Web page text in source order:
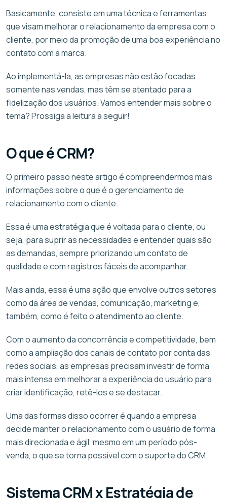
Basicamente, consiste em uma técnica e ferramentas
que visam melhorar o relacionamento da empresa com o
cliente, por meio da promoção de uma boa experiência no
contato com a marca.
Ao implementá-la, as empresas não estão focadas
somente nas vendas, mas têm se atentado para a
fidelização dos usuários. Vamos entender mais sobre o
tema? Prossiga a leitura a seguir!
O que é CRM?
O primeiro passo neste artigo é compreendermos mais
informações sobre o que é o gerenciamento de
relacionamento com o cliente.
Essa é uma estratégia que é voltada para o cliente, ou
seja, para suprir as necessidades e entender quais são
as demandas, sempre priorizando um contato de
qualidade e com registros fáceis de acompanhar.
Mais ainda, essa é uma ação que envolve outros setores
como da área de vendas, comunicação, marketing e,
também, como é feito o atendimento ao cliente.
Com o aumento da concorrência e competitividade, bem
como a ampliação dos canais de contato por conta das
redes sociais, as empresas precisam investir de forma
mais intensa em melhorar a experiência do usuário para
criar identificação, retê-los e se destacar.
Uma das formas disso ocorrer é quando a empresa
decide manter o relacionamento com o usuário de forma
mais direcionada e ágil, mesmo em um período pós-
venda, o que se torna possível com o suporte do CRM.
Sistema CRM x Estratégia de